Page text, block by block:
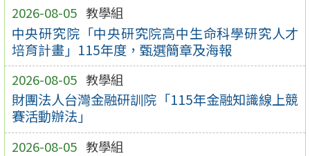
2026-08-05 教學組
中央研究院「中央研究院高中生命科學研究人才
培育計畫」115年度，甄選簡章及海報
2026-08-05 教學組
財團法人台灣金融研訓院「115年金融知識線上競
賽活動辦法」
2026-08-05 教學組